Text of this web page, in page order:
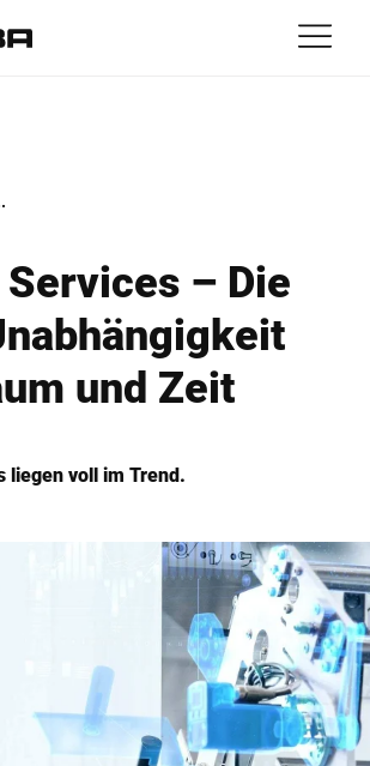
– Die
und Zeit
liegen voll im Trend.